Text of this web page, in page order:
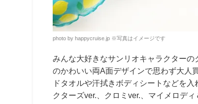
photo by happycruise.jp ※写真はイメージです
みんな大好きなサンリオキャラクター
のかわいい両A面デザインで思わず大人
ドタオルや汗拭きボディシートなどを
クターズver.、クロミver.、マイメロディ